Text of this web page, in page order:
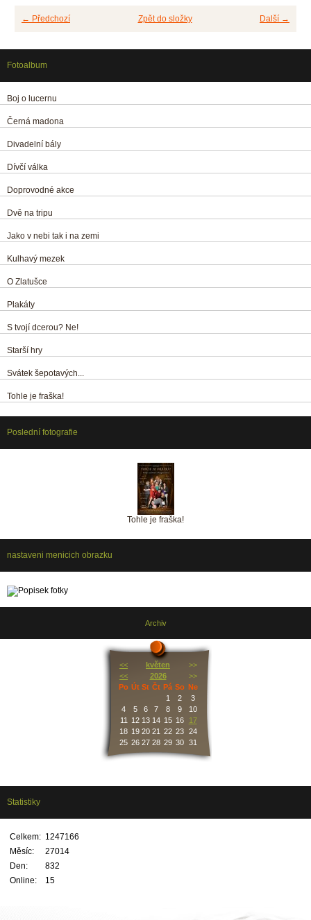
← Předchozí Další →
Zpět do složky
Fotoalbum
Boj o lucernu
Černá madona
Divadelní bály
Dívčí válka
Doprovodné akce
Dvě na tripu
Jako v nebi tak i na zemi
Kulhavý mezek
O Zlatušce
Plakáty
S tvojí dcerou? Ne!
Starší hry
Svátek šepotavých...
Tohle je fraška!
Poslední fotografie
Tohle je fraška!
nastaveni menicich obrazku
Archiv
<< květen
>>
<<
2026
>>
Po Út St Čt Pá So Ne
1
2
3
4
5 6 7 8 9
10
11
12 13 14 15 16
17
18 19 20 21 22 23 24
25 26 27 28 29 30 31
Statistiky
Online: 15
Celkem: 1247166
Měsíc:
27014
Den:
832